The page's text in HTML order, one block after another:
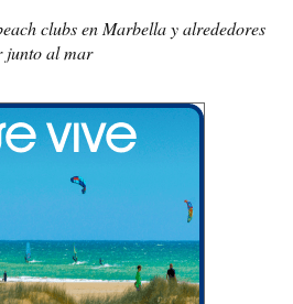
clubs en Marbella y alrededores
junto al mar